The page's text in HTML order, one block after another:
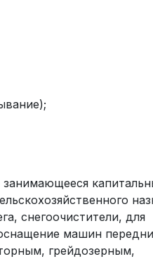
снегоочистители, для
машин
грейдозерным,